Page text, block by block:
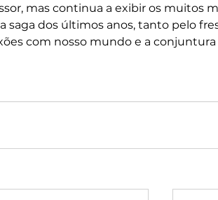
mas continua a exibir os muitos
saga dos últimos anos, tanto pelo
com nosso mundo e a